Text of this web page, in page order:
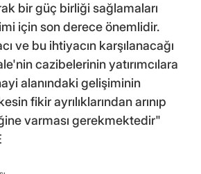
bir güç birliği sağlamaları
için son derece önemlidir.
ve bu ihtiyacın karşılanacağı
cazibelerinin yatırımcılara
alanındaki gelişiminin
fikir ayrılıklarından arınıp
varması gerekmektedir"